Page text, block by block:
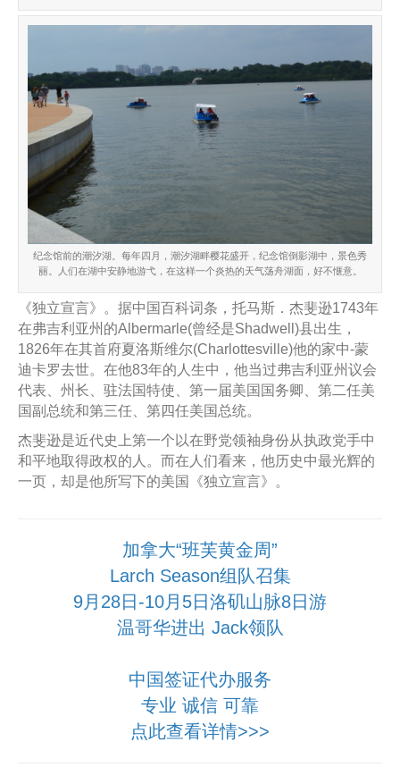
纪念馆前的潮汐湖。每年四月，潮汐湖畔樱花盛开，纪念馆倒影湖中，景色秀
丽。人们在湖中安静地游弋，在这样一个炎热的天气荡舟湖面，好不惬意。
《独立宣言》。据中国百科词条，托马斯．杰斐逊1743年
在弗吉利亚州的Albermarle(曾经是Shadwell)县出生，
1826年在其首府夏洛斯维尔(Charlottesville)他的家中-蒙
迪卡罗去世。在他83年的人生中，他当过弗吉利亚州议会
代表、州长、驻法国特使、第一届美国国务卿、第二任美
国副总统和第三任、第四任美国总统。
杰斐逊是近代史上第一个以在野党领袖身份从执政党手中
和平地取得政权的人。而在人们看来，他历史中最光辉的
一页，却是他所写下的美国《独立宣言》。
加拿大“班芙黄金周”
Larch Season组队召集
9月28日-10月5日洛矶山脉8日游
温哥华进出 Jack领队
中国签证代办服务
专业 诚信 可靠
点此查看详情>>>